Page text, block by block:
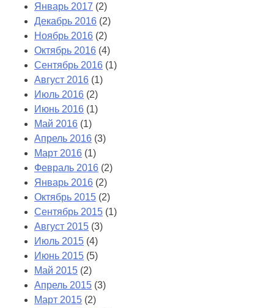
Январь 2017 (2)
Декабрь 2016 (2)
Ноябрь 2016 (2)
Октябрь 2016 (4)
Сентябрь 2016 (1)
Август 2016 (1)
Июль 2016 (2)
Июнь 2016 (1)
Май 2016 (1)
Апрель 2016 (3)
Март 2016 (1)
Февраль 2016 (2)
Январь 2016 (2)
Октябрь 2015 (2)
Сентябрь 2015 (1)
Август 2015 (3)
Июль 2015 (4)
Июнь 2015 (5)
Май 2015 (2)
Апрель 2015 (3)
Март 2015 (2)